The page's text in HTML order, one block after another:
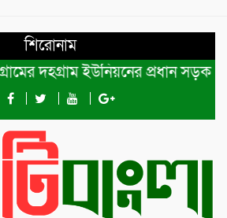
শিরোনাম
দহগ্রাম ইউনিয়নের প্রধান সড়ক ভেঙ্গে